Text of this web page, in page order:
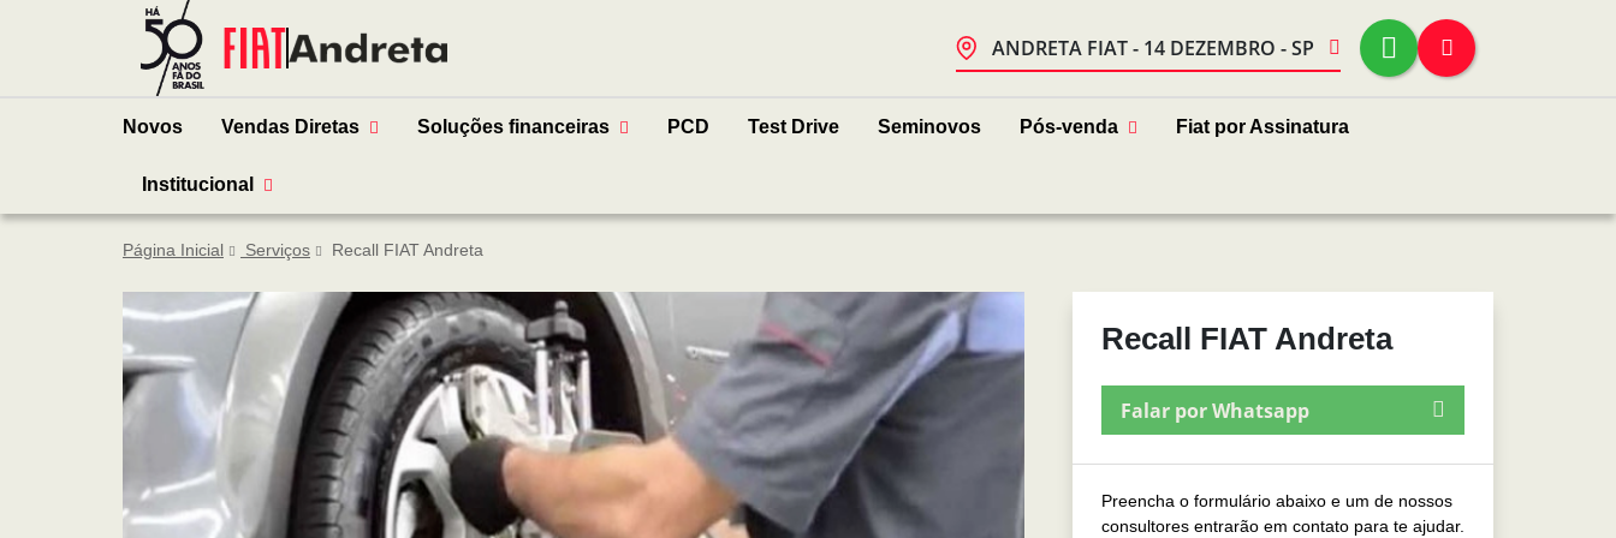
ANDRETA FIAT - 14 DEZEMBRO - SP
Novos Vendas Diretas Soluções financeiras PCD Test Drive Seminovos Pós-venda Fiat por Assinatura
Institucional
Página Inicial Serviços Recall FIAT Andreta
Recall FIAT Andreta
Falar por Whatsapp
Preencha o formulário abaixo e um de nossos
consultores entrarão em contato para te ajudar.